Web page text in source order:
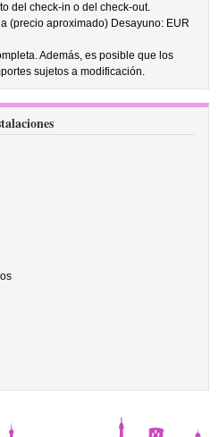
del check-in o del check-out.
(precio aproximado) Desayuno: EUR
Además, es posible que los
sujetos a modificación.